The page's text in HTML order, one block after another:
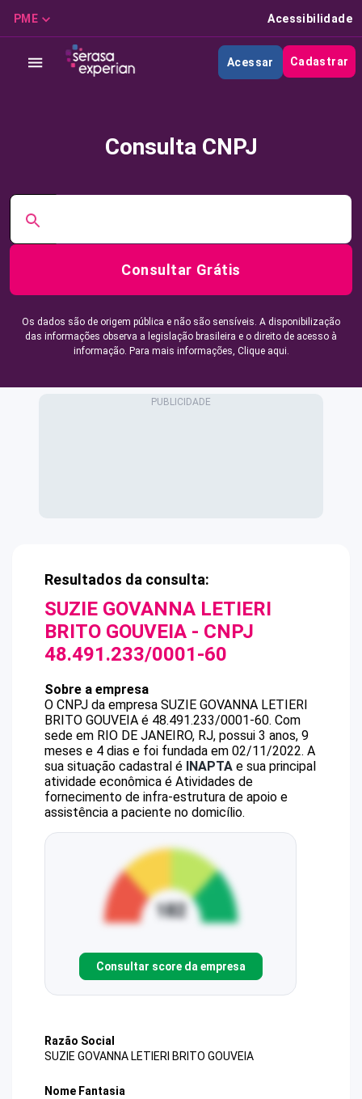
PME Acessibilidade
Acessar Cadastrar
Consulta CNPJ
Consultar Grátis
Os dados são de origem pública e não são sensíveis. A disponibilização
das informações observa a legislação brasileira e o direito de acesso à
informação. Para mais informações, Clique aqui.
Resultados da consulta:
SUZIE GOVANNA LETIERI
BRITO GOUVEIA - CNPJ
48.491.233/0001-60
Sobre a empresa
O CNPJ da empresa SUZIE GOVANNA LETIERI
BRITO GOUVEIA é 48.491.233/0001-60. Com
sede em RIO DE JANEIRO, RJ, possui 3 anos, 9
meses e 4 dias e foi fundada em 02/11/2022. A
sua situação cadastral é INAPTA e sua principal
atividade econômica é Atividades de
fornecimento de infra-estrutura de apoio e
assistência a paciente no domicílio.
Consultar score da empresa
Razão Social
SUZIE GOVANNA LETIERI BRITO GOUVEIA
Nome Fantasia